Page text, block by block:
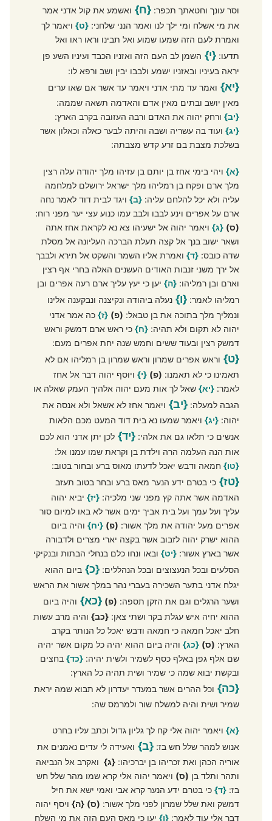
וסר עונך וחטאתך תכפר:{ח} ואשמע את קול אדני אמר
את מי אשלח ומי ילך לנו ואמר הנני שלחני:{ט} ויאמר לך
ואמרת לעם הזה שמעו שמוע ואל תבינו וראו ראו ואל
תדעו:{י} השמן לב העם הזה ואזניו הכבד ועיניו השע פן
יראה בעיניו ובאזניו ישמע ולבבו יבין ושב ורפא לו:
{יא} ואמר עד מתי אדני ויאמר עד אשר אם שאו ערים
מאין יושב ובתים מאין אדם והאדמה תשאה שממה:
{יב} ורחק יהוה את האדם ורבה העזובה בקרב הארץ:
{יג} ועוד בה עשריה ושבה והיתה לבער כאלה וכאלון אשר
בשלכת מצבת בם זרע קדש מצבתה:
{א} ויהי בימי אחז בן יותם בן עזיהו מלך יהודה עלה רצין
מלך ארם ופקח בן רמליהו מלך ישראל ירושלם למלחמה
עליה ולא יכל להלחם עליה:{ב} ויגד לבית דוד לאמר נחה
ארם על אפרים וינע לבבו ולבב עמו כנוע עצי יער מפני רוח:
(ס) {ג} ויאמר יהוה אל ישעיהו צא נא לקראת אחז אתה
ושאר ישוב בנך אל קצה תעלת הברכה העליונה אל מסלת
שדה כובס:{ד} ואמרת אליו השמר והשקט אל תירא ולבבך
אל ירך משני זנבות האודים העשנים האלה בחרי אף רצין
וארם ובן רמליהו:{ה} יען כי יעץ עליך ארם רעה אפרים ובן
רמליהו לאמר:{ו} נעלה ביהודה ונקיצנה ונבקענה אלינו
ונמליך מלך בתוכה את בן טבאל: (פ) {ז} כה אמר אדני
יהוה לא תקום ולא תהיה:{ח} כי ראש ארם דמשק וראש
דמשק רצין ובעוד ששים וחמש שנה יחת אפרים מעם:
{ט} וראש אפרים שמרון וראש שמרון בן רמליהו אם לא
תאמינו כי לא תאמנו: (פ) {י} ויוסף יהוה דבר אל אחז
לאמר:{יא} שאל לך אות מעם יהוה אלהיך העמק שאלה או
הגבה למעלה:{יב} ויאמר אחז לא אשאל ולא אנסה את
יהוה:{יג} ויאמר שמעו נא בית דוד המעט מכם הלאות
אנשים כי תלאו גם את אלהי:{יד} לכן יתן אדני הוא לכם
אות הנה העלמה הרה וילדת בן וקראת שמו עמנו אל:
{טו} חמאה ודבש יאכל לדעתו מאוס ברע ובחור בטוב:
{טז} כי בטרם ידע הנער מאס ברע ובחר בטוב תעזב
האדמה אשר אתה קץ מפני שני מלכיה:{יז} יביא יהוה
עליך ועל עמך ועל בית אביך ימים אשר לא באו למיום סור
אפרים מעל יהודה את מלך אשור: (פ) {יח} והיה ביום
ההוא ישרק יהוה לזבוב אשר בקצה יארי מצרים ולדבורה
אשר בארץ אשור:{יט} ובאו ונחו כלם בנחלי הבתות ובנקיקי
הסלעים ובכל הנעצוצים ובכל הנהללים:{כ} ביום ההוא
יגלח אדני בתער השכירה בעברי נהר במלך אשור את הראש
ושער הרגלים וגם את הזקן תספה: (פ) {כא} והיה ביום
ההוא יחיה איש עגלת בקר ושתי צאן:{כב} והיה מרב עשות
חלב יאכל חמאה כי חמאה ודבש יאכל כל הנותר בקרב
הארץ: (ס) {כג} והיה ביום ההוא יהיה כל מקום אשר יהיה
שם אלף גפן באלף כסף לשמיר ולשית יהיה:{כד} בחצים
ובקשת יבוא שמה כי שמיר ושית תהיה כל הארץ:
{כה} וכל ההרים אשר במעדר יעדרון לא תבוא שמה יראת
שמיר ושית והיה למשלח שור ולמרמס שה:
{א} ויאמר יהוה אלי קח לך גליון גדול וכתב עליו בחרט
אנוש למהר שלל חש בז:{ב} ואעידה לי עדים נאמנים את
אוריה הכהן ואת זכריהו בן יברכיהו:{ג} ואקרב אל הנביאה
ותהר ותלד בן (ס) ויאמר יהוה אלי קרא שמו מהר שלל חש
בז:{ד} כי בטרם ידע הנער קרא אבי ואמי ישא את חיל
דמשק ואת שלל שמרון לפני מלך אשור: (ס) {ה} ויסף יהוה
דבר אלי עוד לאמר:{ו} יען כי מאס העם הזה את מי השלח